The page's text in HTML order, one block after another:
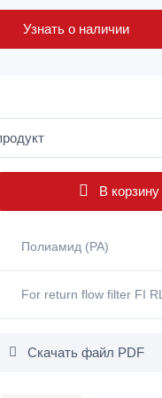
Узнать о наличии
В корзину
Полиамид (PA)
For return flow filter FI RL
Скачать файл PDF